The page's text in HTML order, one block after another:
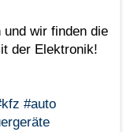
wir finden die
der Elektronik!
#auto